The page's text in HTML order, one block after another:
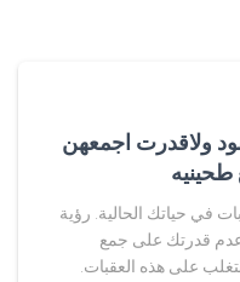
ولاقدرت اجمعهن
طحينيه
في حياتك الحالية. رؤية
قدرتك على جمع
على هذه العقبات.